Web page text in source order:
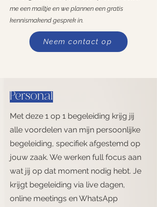
me een mailtje en we plannen een gratis
kennismakend gesprek in.
Neem contact op
Personal
Met deze 1 op 1 begeleiding krijg jij
alle voordelen van mijn persoonlijke
begeleiding, specifiek afgestemd op
jouw zaak. We werken full focus aan
wat jij op dat moment nodig hebt. Je
krijgt begeleiding via live dagen,
online meetings en WhatsApp